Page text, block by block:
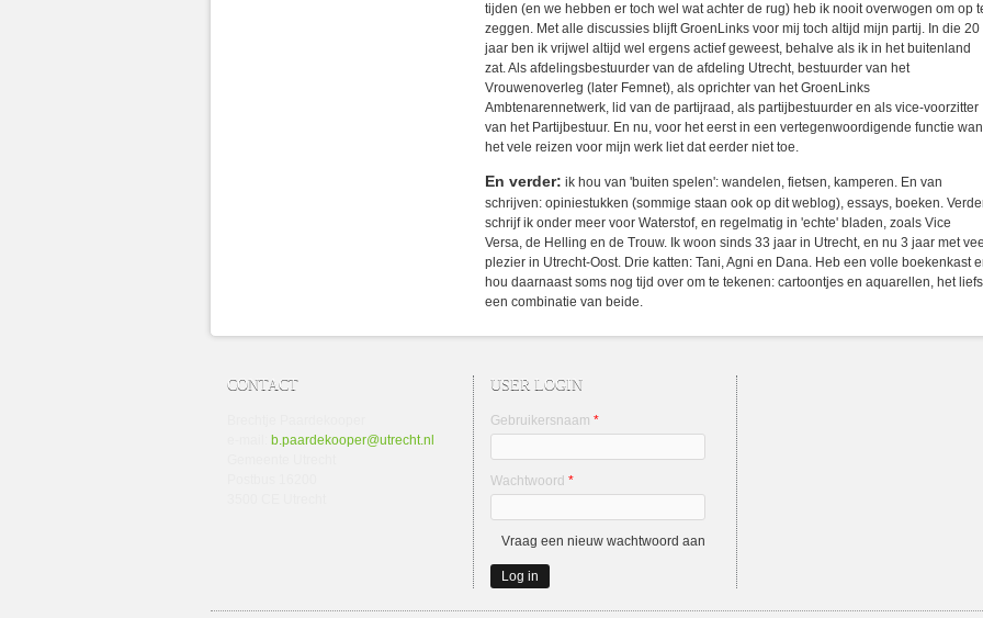
tijden (en we hebben er toch wel wat achter de rug) heb ik nooit overwogen om op
zeggen. Met alle discussies blijft GroenLinks voor mij toch altijd mijn partij. In die 20
jaar ben ik vrijwel altijd wel ergens actief geweest, behalve als ik in het buitenland
zat. Als afdelingsbestuurder van de afdeling Utrecht, bestuurder van het
Vrouwenoverleg (later Femnet), als oprichter van het GroenLinks
Ambtenarennetwerk, lid van de partijraad, als partijbestuurder en als vice-voorzitter
van het Partijbestuur. En nu, voor het eerst in een vertegenwoordigende functie
het vele reizen voor mijn werk liet dat eerder niet toe.
En verder: ik hou van 'buiten spelen': wandelen, fietsen, kamperen. En van
schrijven: opiniestukken (sommige staan ook op dit weblog), essays, boeken.
schrijf ik onder meer voor Waterstof, en regelmatig in 'echte' bladen, zoals Vice
Versa, de Helling en de Trouw. Ik woon sinds 33 jaar in Utrecht, en nu 3 jaar met veel
plezier in Utrecht-Oost. Drie katten: Tani, Agni en Dana. Heb een volle boekenkast
hou daarnaast soms nog tijd over om te tekenen: cartoontjes en aquarellen, het
een combinatie van beide.
CONTACT
b.paardekooper@utrecht.nl
USER LOGIN
Gebruikersnaam *
Wachtwoord *
Vraag een nieuw wachtwoord aan